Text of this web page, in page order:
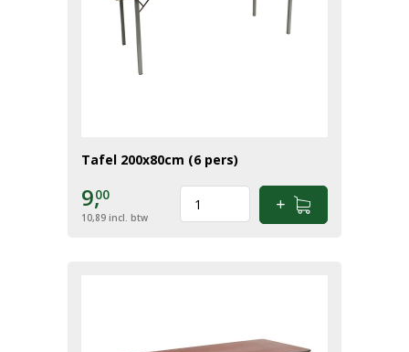
Tafel 200x80cm (6 pers)
9,00
10,89 incl. btw